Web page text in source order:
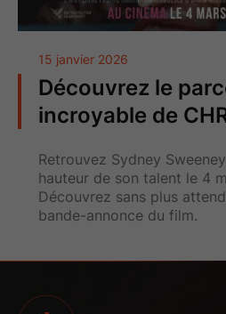
15 janvier 2026
Découvrez le
incroyable de
Retrouvez Sydney
hauteur de son talent le 4
Découvrez sans plus
bande-annonce du film.